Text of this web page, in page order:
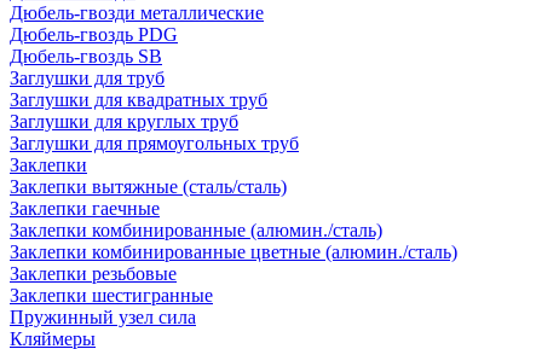
Дюбель-гвозди металлические
Дюбель-гвоздь PDG
Дюбель-гвоздь SB
Заглушки для труб
Заглушки для квадратных труб
Заглушки для круглых труб
Заглушки для прямоугольных труб
Заклепки
Заклепки вытяжные (сталь/сталь)
Заклепки гаечные
Заклепки комбинированные (алюмин./сталь)
Заклепки комбинированные цветные (алюмин./сталь)
Заклепки резьбовые
Заклепки шестигранные
Пружинный узел сила
Кляймеры